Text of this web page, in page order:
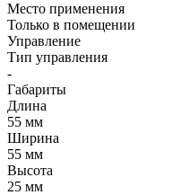
Место применения
Только в помещении
Управление
Тип управления
-
Габариты
Длина
55 мм
Ширина
55 мм
Высота
25 мм